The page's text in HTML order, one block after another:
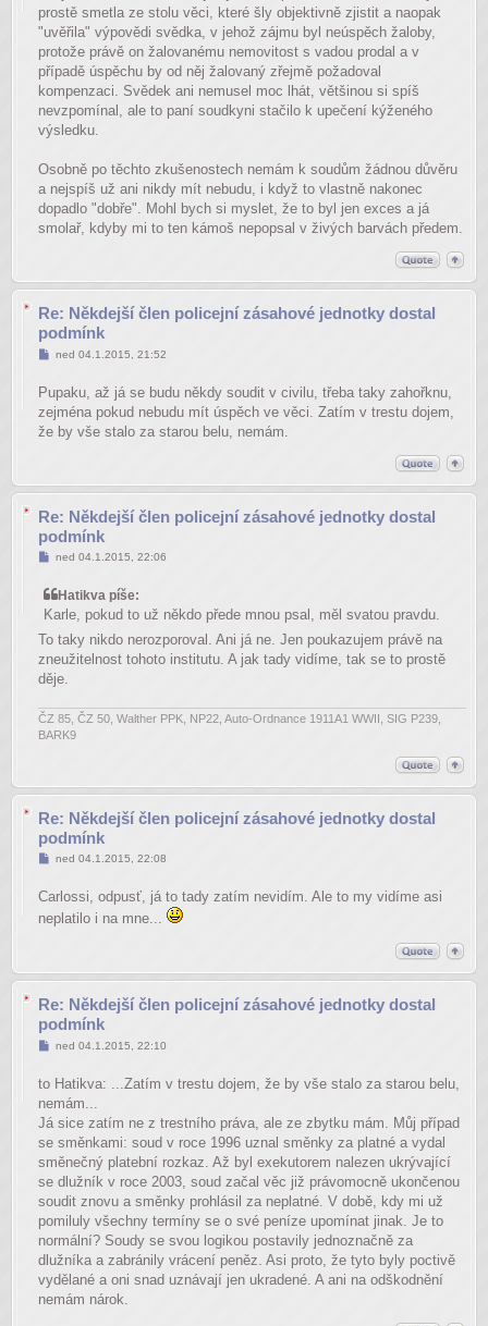
prostě smetla ze stolu věci, které šly objektivně zjistit a naopak
"uvěřila" výpovědi svědka, v jehož zájmu byl neúspěch žaloby,
protože právě on žalovanému nemovitost s vadou prodal a v
případě úspěchu by od něj žalovaný zřejmě požadoval
kompenzaci. Svědek ani nemusel moc lhát, většinou si spíš
nevzpomínal, ale to paní soudkyni stačilo k upečení kýženého
výsledku.
Osobně po těchto zkušenostech nemám k soudům žádnou důvěru
a nejspíš už ani nikdy mít nebudu, i když to vlastně nakonec
dopadlo "dobře". Mohl bych si myslet, že to byl jen exces a já
smolař, kdyby mi to ten kámoš nepopsal v živých barvách předem.
Re: Někdejší člen policejní zásahové jednotky dostal
podmínk
Příspěvek
ned 04.1.2015, 21:52
Pupaku, až já se budu někdy soudit v civilu, třeba taky zahořknu,
zejména pokud nebudu mít úspěch ve věci. Zatím v trestu dojem,
že by vše stalo za starou belu, nemám.
Re: Někdejší člen policejní zásahové jednotky dostal
podmínk
Příspěvek
ned 04.1.2015, 22:06
Hatikva píše:
Karle, pokud to už někdo přede mnou psal, měl svatou pravdu.
To taky nikdo nerozporoval. Ani já ne. Jen poukazujem právě na
zneužitelnost tohoto institutu. A jak tady vidíme, tak se to prostě
děje.
ČZ 85, ČZ 50, Walther PPK, NP22, Auto-Ordnance 1911A1 WWII, SIG P239,
BARK9
Re: Někdejší člen policejní zásahové jednotky dostal
podmínk
Příspěvek
ned 04.1.2015, 22:08
Carlossi, odpusť, já to tady zatím nevidím. Ale to my vidíme asi
neplatilo i na mne...
Re: Někdejší člen policejní zásahové jednotky dostal
podmínk
Příspěvek
ned 04.1.2015, 22:10
to Hatikva: ...Zatím v trestu dojem, že by vše stalo za starou belu,
nemám...
Já sice zatím ne z trestního práva, ale ze zbytku mám. Můj případ
se směnkami: soud v roce 1996 uznal směnky za platné a vydal
směnečný platební rozkaz. Až byl exekutorem nalezen ukrývající
se dlužník v roce 2003, soud začal věc již právomocně ukončenou
soudit znovu a směnky prohlásil za neplatné. V době, kdy mi už
pomiluly všechny termíny se o své peníze upomínat jinak. Je to
normální? Soudy se svou logikou postavily jednoznačně za
dlužníka a zabránily vrácení peněz. Asi proto, že tyto byly poctivě
vydělané a oni snad uznávají jen ukradené. A ani na odškodnění
nemám nárok.